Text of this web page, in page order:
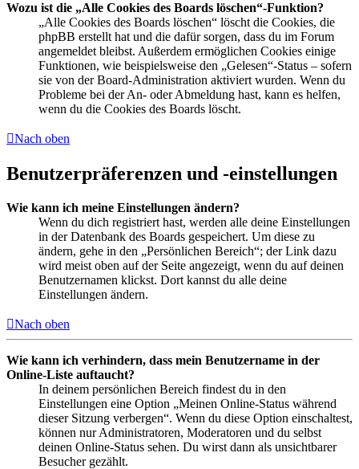
Wozu ist die „Alle Cookies des Boards löschen“-Funktion?
„Alle Cookies des Boards löschen“ löscht die Cookies, die
phpBB erstellt hat und die dafür sorgen, dass du im Forum
angemeldet bleibst. Außerdem ermöglichen Cookies einige
Funktionen, wie beispielsweise den „Gelesen“-Status – sofern
sie von der Board-Administration aktiviert wurden. Wenn du
Probleme bei der An- oder Abmeldung hast, kann es helfen,
wenn du die Cookies des Boards löscht.
Nach oben
Benutzerpräferenzen und -einstellungen
Wie kann ich meine Einstellungen ändern?
Wenn du dich registriert hast, werden alle deine Einstellungen
in der Datenbank des Boards gespeichert. Um diese zu
ändern, gehe in den „Persönlichen Bereich“; der Link dazu
wird meist oben auf der Seite angezeigt, wenn du auf deinen
Benutzernamen klickst. Dort kannst du alle deine
Einstellungen ändern.
Nach oben
Wie kann ich verhindern, dass mein Benutzername in der
Online-Liste auftaucht?
In deinem persönlichen Bereich findest du in den
Einstellungen eine Option „Meinen Online-Status während
dieser Sitzung verbergen“. Wenn du diese Option einschaltest,
können nur Administratoren, Moderatoren und du selbst
deinen Online-Status sehen. Du wirst dann als unsichtbarer
Besucher gezählt.